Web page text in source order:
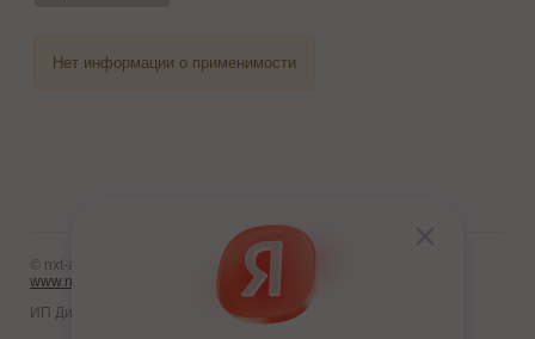
Нет информации о применимости
© nxt-avto.ru 2012 - 2026
www.nxt-avto.ru
ИП Диланчян Т.Л.